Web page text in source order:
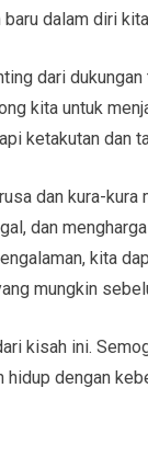
dalam diri
dari
kita untuk
ketakutan dan
dan kura-
dan
kita
mungkin
kisah ini.
dengan